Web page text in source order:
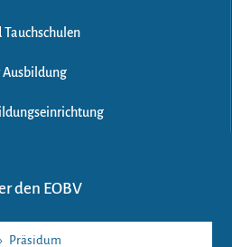
Ausbildung
den EOBV
Präsidum